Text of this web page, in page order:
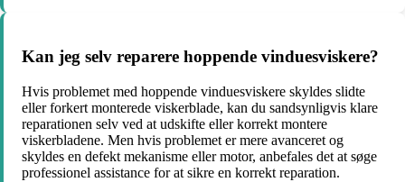
Kan jeg selv reparere hoppende vinduesviskere?
Hvis problemet med hoppende vinduesviskere skyldes slidte
eller forkert monterede viskerblade, kan du sandsynligvis klare
reparationen selv ved at udskifte eller korrekt montere
viskerbladene. Men hvis problemet er mere avanceret og
skyldes en defekt mekanisme eller motor, anbefales det at søge
professionel assistance for at sikre en korrekt reparation.